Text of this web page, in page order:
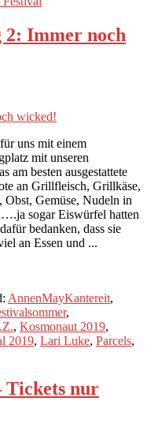
2: Immer noch
uns mit einem
mit unseren
am besten ausgestattete
an Grillfleisch, Grillkäse,
Gemüse, Nudeln in
sogar Eiswürfel hatten
bedanken, dass sie
an Essen und ...
AnnenMayKantereit,
,
, Kosmonaut 2019,
2019, Lari Luke, Parcels,
Tickets nur